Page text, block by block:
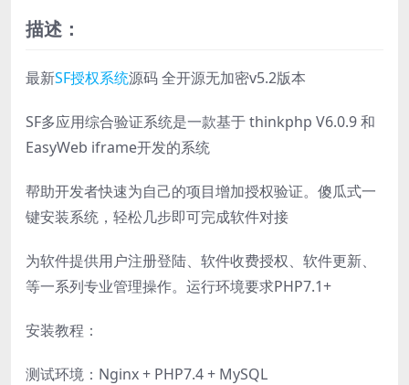
描述：
最新SF授权系统源码 全开源无加密v5.2版本
SF多应用综合验证系统是一款基于 thinkphp V6.0.9 和
EasyWeb iframe开发的系统
帮助开发者快速为自己的项目增加授权验证。傻瓜式一
键安装系统，轻松几步即可完成软件对接
为软件提供用户注册登陆、软件收费授权、软件更新、
等一系列专业管理操作。运行环境要求PHP7.1+
安装教程：
测试环境：Nginx + PHP7.4 + MySQL